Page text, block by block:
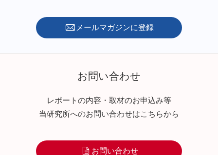
メールマガジンに登録
お問い合わせ
レポートの内容・取材のお申込み等
当研究所へのお問い合わせはこちらから
お問い合わせ